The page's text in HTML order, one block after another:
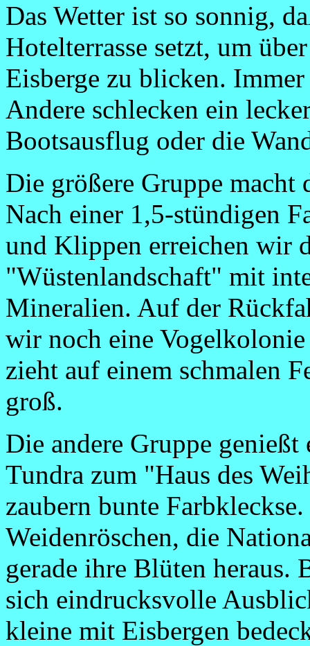
Das Wetter ist so sonnig,
Hotelterrasse setzt, um
Eisberge zu blicken.
Andere schlecken ein
Bootsausflug oder die
Die größere Gruppe
Nach einer 1,5-stündigen
und Klippen erreichen wir
"Wüstenlandschaft" mit
Mineralien. Auf der
wir noch eine
zieht auf einem schmalen
groß.
Die andere Gruppe
Tundra zum "Haus des
zaubern bunte
Weidenröschen, die
gerade ihre Blüten heraus.
sich eindrucksvolle
kleine mit Eisbergen